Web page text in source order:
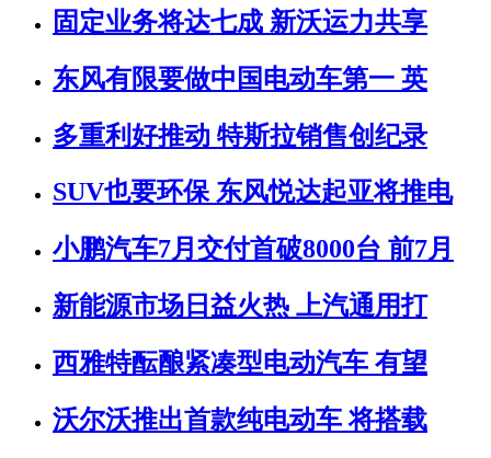
固定业务将达七成 新沃运力共享
东风有限要做中国电动车第一 英
多重利好推动 特斯拉销售创纪录
SUV也要环保 东风悦达起亚将推电
小鹏汽车7月交付首破8000台 前7月
新能源市场日益火热 上汽通用打
西雅特酝酿紧凑型电动汽车 有望
沃尔沃推出首款纯电动车 将搭载